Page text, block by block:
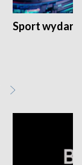
Sport